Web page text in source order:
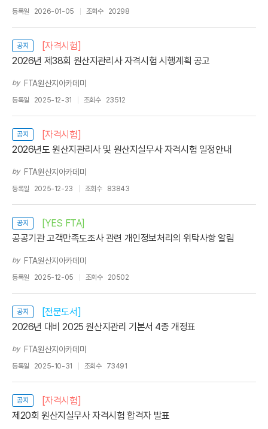
등록일 2026-01-05 조회수 20298
공지
[자격시험]
2026년 제38회 원산지관리사 자격시험 시행계획 공고
by FTA원산지아카데미
등록일 2025-12-31 조회수 23512
공지
[자격시험]
2026년도 원산지관리사 및 원산지실무사 자격시험 일정안내
by FTA원산지아카데미
등록일 2025-12-23 조회수 83843
공지
[YES FTA]
공공기관 고객만족도조사 관련 개인정보처리의 위탁사항 알림
by FTA원산지아카데미
등록일 2025-12-05 조회수 20502
공지
[전문도서]
2026년 대비 2025 원산지관리 기본서 4종 개정표
by FTA원산지아카데미
등록일 2025-10-31 조회수 73491
공지
[자격시험]
제20회 원산지실무사 자격시험 합격자 발표